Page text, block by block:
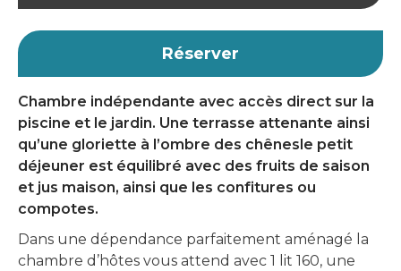
Chambre indépendante avec accès direct sur la
piscine et le jardin. Une terrasse attenante ainsi
qu’une gloriette à l’ombre des chênesle petit
déjeuner est équilibré avec des fruits de saison
et jus maison, ainsi que les confitures ou
compotes.
Dans une dépendance parfaitement aménagé la
chambre d’hôtes vous attend avec 1 lit 160, une
Réserver